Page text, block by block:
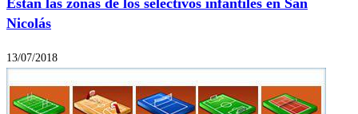
Están las zonas de los selectivos infantiles en San
Nicolás
13/07/2018